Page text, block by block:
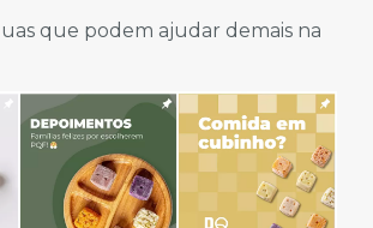
que podem ajudar demais na